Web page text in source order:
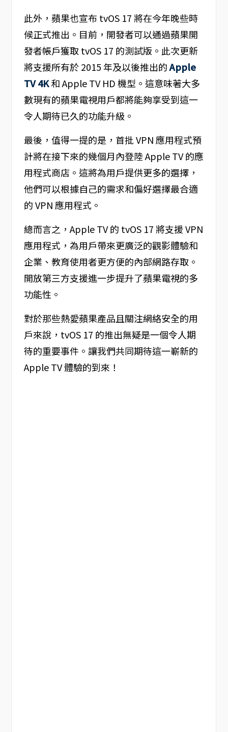
此外，蘋果也宣布 tvOS 17 將在今年晚些時
候正式推出。目前，開發者可以通過蘋果開
發者帳戶獲取 tvOS 17 的測試版。此次更新
將支援所有於 2015 年及以後推出的Apple
TV 4K和 Apple TV HD 機型。這意味著大多
數現有的蘋果電視用戶都將能夠享受到這一
令人期待已久的功能升級。
最後，值得一提的是，首批 VPN 應用程式預
計將在接下來的幾個月內登陸 Apple TV 的應
用程式商店。這將為用戶提供更多的選擇，
他們可以根據自己的需求和偏好選擇最合適
的 VPN 應用程式。
總而言之，Apple TV 的 tvOS 17 將支援 VPN
應用程式，為用戶帶來更廣泛的觀影體驗和
企業、教育使用者更方便的內部網路存取。
開放第三方支援進一步提升了蘋果電視的多
功能性。
對於那些熱愛蘋果產品且關注網絡安全的用
戶來說，tvOS 17 的推出無疑是一個令人期
待的重要事件。讓我們共同期待這一嶄新的
Apple TV 體驗的到來！